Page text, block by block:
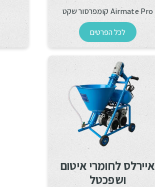
Airmate Pro קומפרסור שקט
לכל הפרטים
איירלס לחומרי איטום
ושפכטל